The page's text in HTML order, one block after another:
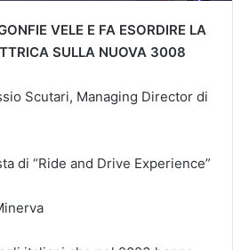
VELE E FA ESORDIRE LA
SULLA NUOVA 3008
Scutari, Managing Director di
di “Ride and Drive Experience”